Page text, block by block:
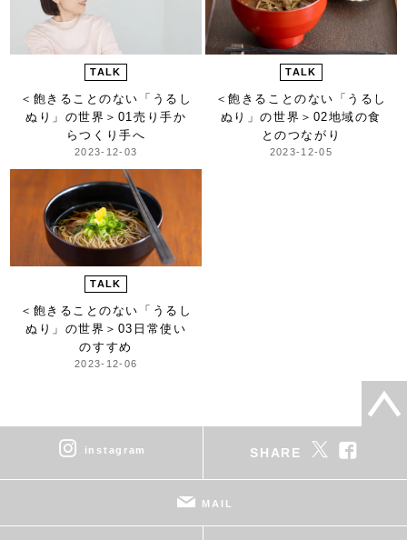
TALK
＜飽きることのない「うるし
ぬり」の世界＞ 01売り手か
らつくり手へ
2023-12-03
TALK
＜飽きることのない「うるし
ぬり」の世界＞ 02地域の食
とのつながり
2023-12-05
TALK
＜飽きることのない「うるし
ぬり」の世界＞ 03日常使い
のすすめ
2023-12-06
instagram SHARE
MAIL